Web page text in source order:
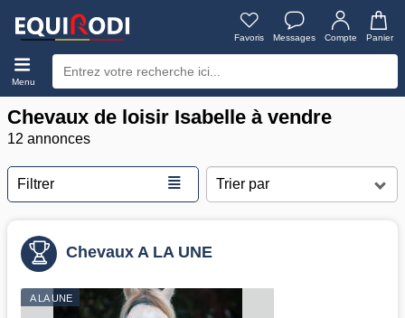
Favoris Messages Compte Panier
Menu
Chevaux de loisir Isabelle à vendre
12 annonces
Filtrer ≣
Chevaux A LA UNE
A LA UNE